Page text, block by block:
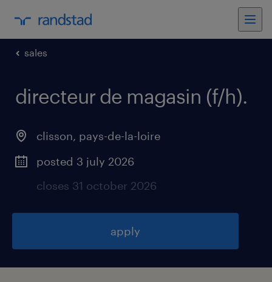
sales
directeur de magasin (f/h).
clisson, pays-de-la-loire
posted 3 july 2026
closes 31 october 2026
apply